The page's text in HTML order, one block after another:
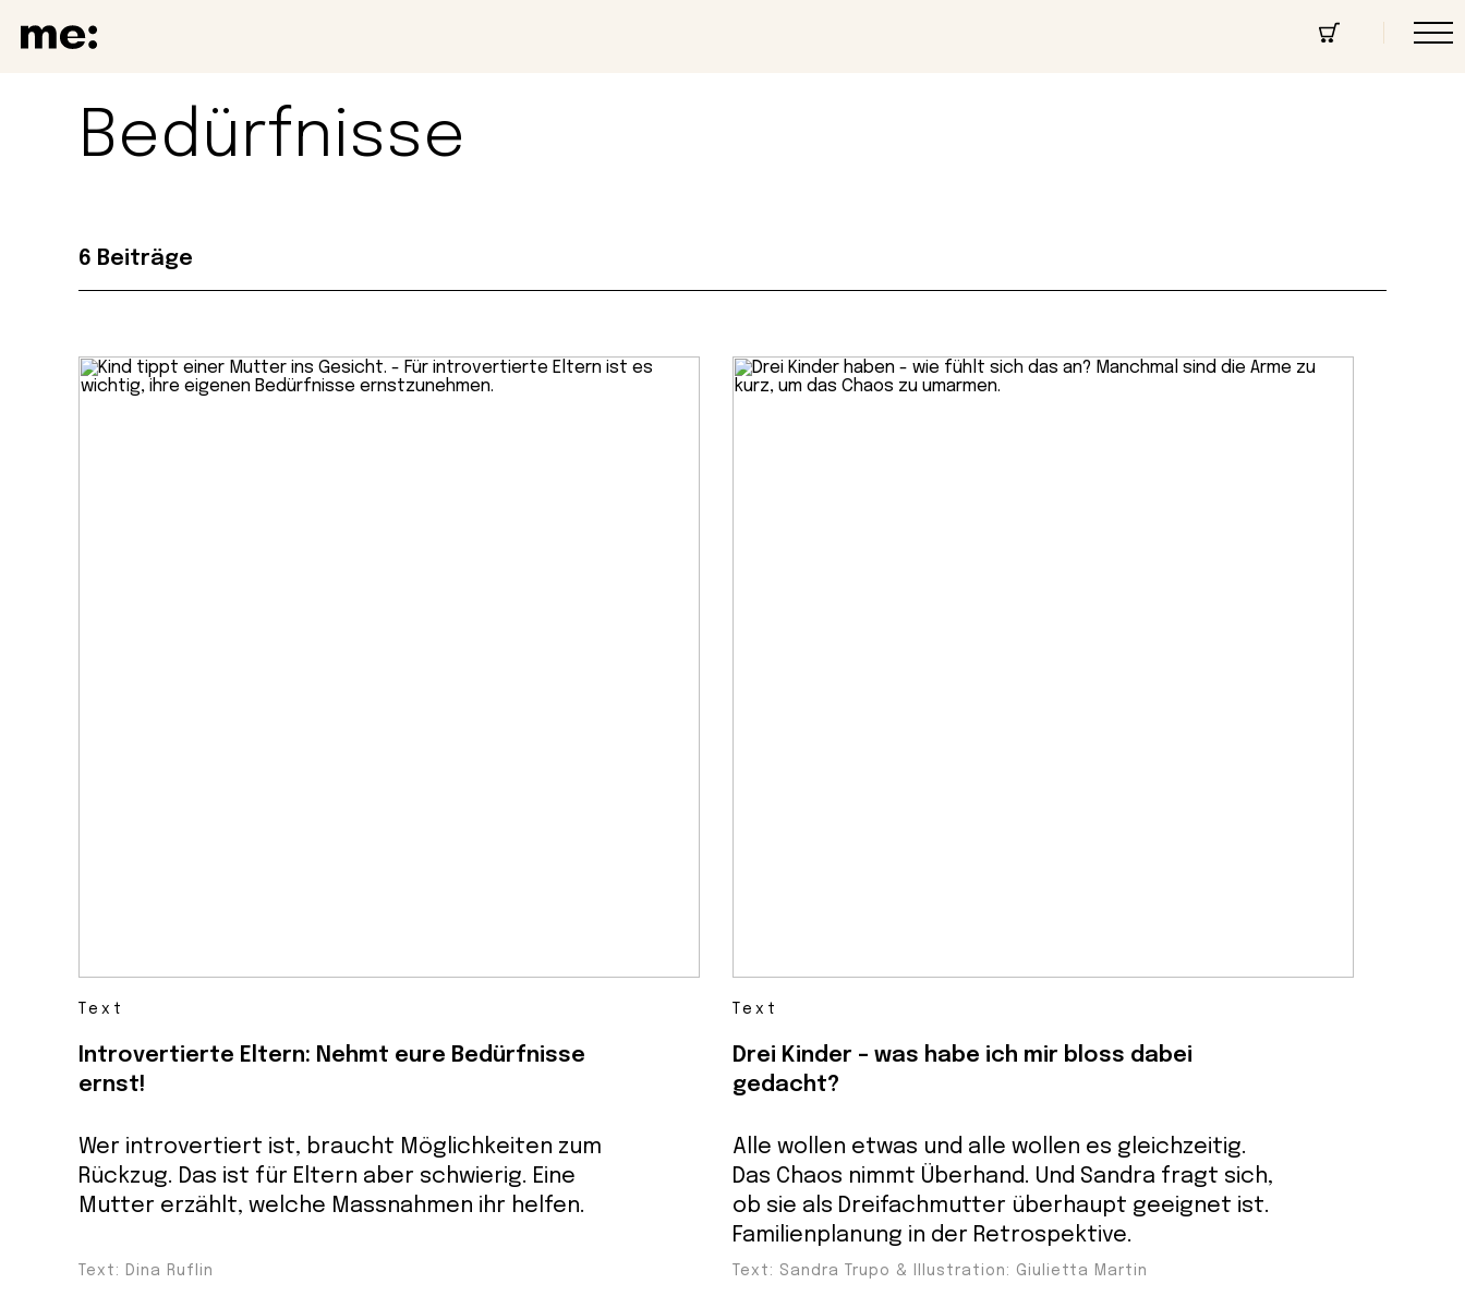
Community
Bedürfnisse
6 Beiträge
Text
Introvertierte Eltern: Nehmt eure Bedürfnisse
ernst!
Wer introvertiert ist, braucht Möglichkeiten zum
Rückzug. Das ist für Eltern aber schwierig. Eine
Mutter erzählt, welche Massnahmen ihr helfen.
Text: Dina Ruflin
Text
Drei Kinder – was habe ich mir bloss dabei
gedacht?
Alle wollen etwas und alle wollen es gleichzeitig.
Das Chaos nimmt Überhand. Und Sandra fragt sich,
ob sie als Dreifachmutter überhaupt geeignet ist.
Familienplanung in der Retrospektive.
Text: Sandra Trupo & Illustration: Giulietta Martin